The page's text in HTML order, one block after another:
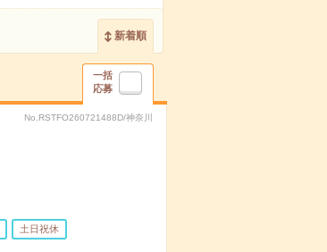
新着順
一括
応募
No.RSTFO260721488D/神奈川
土日祝休